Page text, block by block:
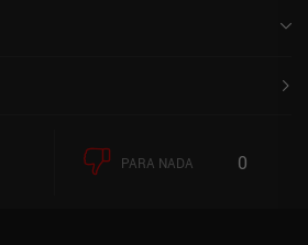
una puntuación de 3,4 sobre 5,0
PARA NADA 0